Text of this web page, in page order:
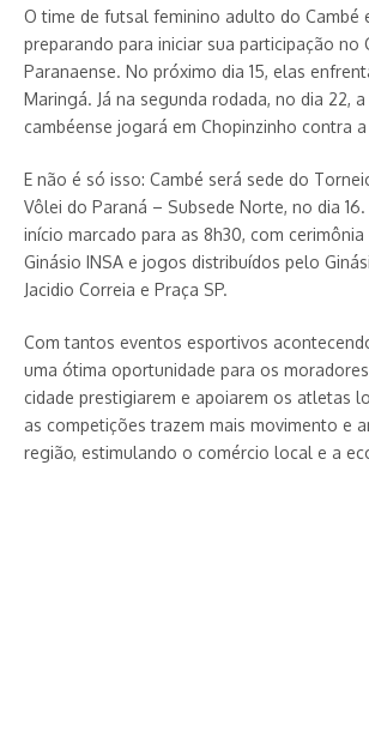
O time de futsal feminino adulto do Cambé
preparando para iniciar sua participação no
Paranaense. No próximo dia 15, elas
Maringá. Já na segunda rodada, no dia 22, a
cambéense jogará em Chopinzinho contra
E não é só isso: Cambé será sede do
Vôlei do Paraná – Subsede Norte, no dia
início marcado para as 8h30, com
Ginásio INSA e jogos distribuídos pelo
Jacidio Correia e Praça SP.
Com tantos eventos esportivos
uma ótima oportunidade para os
cidade prestigiarem e apoiarem os atletas
as competições trazem mais movimento e
região, estimulando o comércio local e a